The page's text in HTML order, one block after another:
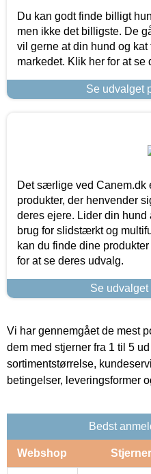
Du kan godt finde billigt
men ikke det billigste. De
vil gerne at din hund og kat
markedet. Klik her for at se
Se udvalget
Det særlige ved Canem.dk
produkter, der henvender
deres ejere. Lider din hund
brug for slidstærkt og
kan du finde dine
for at se deres udvalg.
Se
Vi har gennemgået de mest
dem med stjerner fra 1 til 5
sortimentstørrelse,
betingelser, leveringsformer
Bedst
Webshop Stjerner